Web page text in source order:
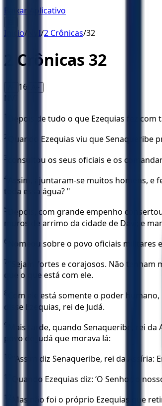
Baixar Aplicativo
Início/ NVI/2 Crônicas/32
2 Crônicas 32
16 A+
NVI
1 Depois de tudo o que Ezequias fez
2 Quando Ezequias viu que
3 consultou os seus oficiais e os
4
Assim, ajuntaram-se muitos homens,
toda essa água? "
5
Depois, com grande empenho
muros de arrimo da cidade de Davi; e
6 Nomeou sobre o povo oficiais
7
"Sejam fortes e corajosos. Não
que o que está com ele.
8
Com ele está somente o poder
disse Ezequias, rei de Judá.
9
Mais tarde, quando Senaqueribe, rei
povo de Judá que morava lá:
10 "Assim diz Senaqueribe, rei da
11 Quando Ezequias diz: ‘O Senhor, o
12 Mas não foi o próprio Ezequias que